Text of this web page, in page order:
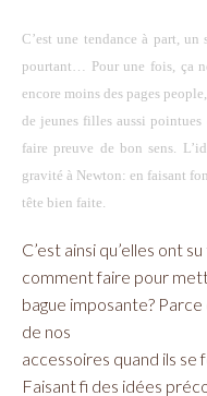
C’est une tendance à part,
pourtant… Pour une fois, ça
encore moins des pages
de jeunes filles aussi pointues
faire preuve de bon sens.
gravité à Newton: en faisant
tête bien faite.
C’est ainsi qu’elles ont
comment faire pour
bague imposante?
de nos
accessoires quand ils se
Faisant fi des idées